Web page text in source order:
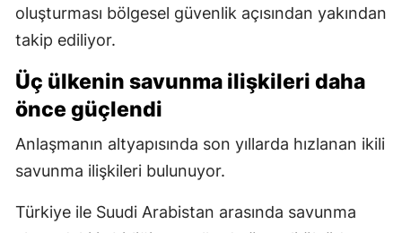
oluşturması bölgesel güvenlik açısından yakından
takip ediliyor.
Üç ülkenin savunma ilişkileri daha
önce güçlendi
Anlaşmanın altyapısında son yıllarda hızlanan ikili
savunma ilişkileri bulunuyor.
Türkiye ile Suudi Arabistan arasında savunma